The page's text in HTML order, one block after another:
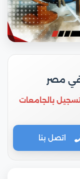
في مصر
بالجامعات
اتصل بنا